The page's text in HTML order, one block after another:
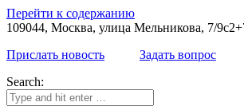
Перейти к содержанию
109044, Москва, улица Мельникова, 7/9с2
Прислать новость
Задать вопрос
Search: